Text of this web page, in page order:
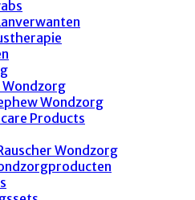
Wondzorg
Products
Wondzorg